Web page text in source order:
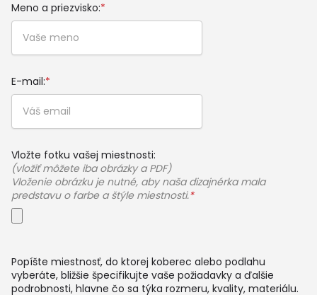
Meno a priezvisko:*
E-mail:*
Vložte fotku vašej miestnosti:
(vložiť môžete iba obrázky a PDF)
Vloženie obrázku je nutné, aby naša dizajnérka mala
predstavu o farbe a štýle miestnosti.*
Popíšte miestnosť, do ktorej koberec alebo podlahu
vyberáte, bližšie špecifikujte vaše požiadavky a ďalšie
podrobnosti, hlavne čo sa týka rozmeru, kvality, materiálu.